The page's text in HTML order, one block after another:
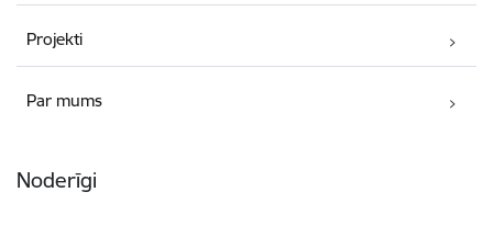
Projekti
Par mums
Noderīgi